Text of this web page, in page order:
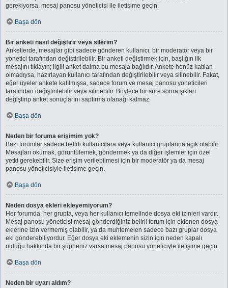
gerekiyorsa, mesaj panosu yöneticisi ile iletişime geçin.
Başa dön
Bir anketi nasıl değiştirir veya silerim?
Anketlerde, mesajlar gibi sadece gönderen kullanıcı, bir moderatör veya bir
yönetici tarafından değiştirilebilir. Bir anketi değiştirmek için, başlığın ilk
mesajını tıklayın; ilgili anket daima bu mesaja bağlıdır. Ankete henüz katılan
olmadıysa, hazırlayan kullanıcı tarafından değiştirilebilir veya silinebilir. Fakat,
eğer üyeler ankete katılmışsa, sadece forum ve mesaj panosu yöneticileri
tarafından değiştirilebilir veya silinebilir. Böylece bir süre sonra şıkları
değiştirip anket sonuçlarını saptırma olanağı kalmaz.
Başa dön
Neden bir foruma erişimim yok?
Bazı forumlar sadece belirli kullanıcılara veya kullanıcı gruplarına açık olabilir.
Mesajları okumak, görüntülemek, göndermek ya da diğer işlemler için özel
yetki gerekebilir. Size erişim verilebilmesi için bir moderatör ya da mesaj
panosu yöneticisiyle iletişime geçin.
Başa dön
Neden dosya ekleri ekleyemiyorum?
Her forumda, her grupta, veya her kullanıcı temelinde dosya eki izinleri vardır.
Mesaj panosu yöneticisi mesaj gönderdiğiniz belirli forum için eklenen dosya
eklerine izin vermemiş olabilir, ya da muhtemelen sadece bazı gruplar dosya
eki gönderebiliyordur. Eğer dosya eki eklemenin sizin için neden kapalı
olduğu hakkında bir şüpheniz varsa mesaj panosu yöneticiyle iletişime geçin.
Başa dön
Neden bir uyarı aldım?